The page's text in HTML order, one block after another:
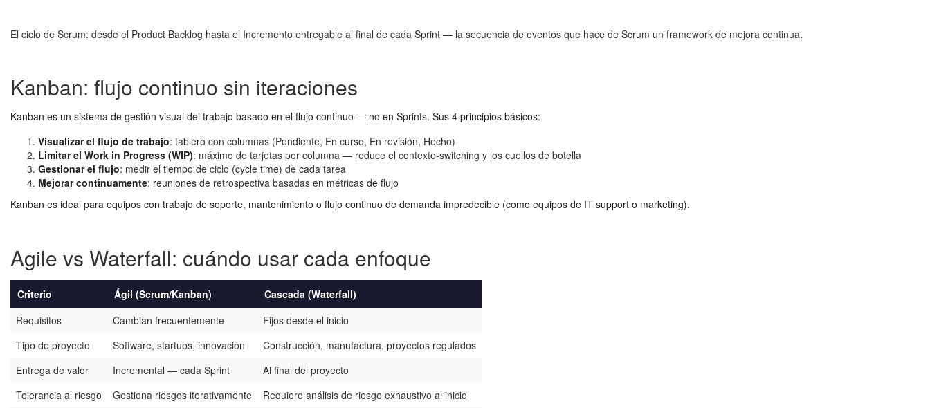
El ciclo de Scrum: desde el Product Backlog hasta el Incremento entregable al final de cada Sprint — la secuencia de eventos que hace de Scrum un framework de mejora continua.
Kanban: flujo continuo sin iteraciones
Kanban es un sistema de gestión visual del trabajo basado en el flujo continuo — no en Sprints. Sus 4 principios básicos:
Visualizar el flujo de trabajo: tablero con columnas (Pendiente, En curso, En revisión, Hecho)
Limitar el Work in Progress (WIP): máximo de tarjetas por columna — reduce el contexto-switching y los cuellos de botella
Gestionar el flujo: medir el tiempo de ciclo (cycle time) de cada tarea
Mejorar continuamente: reuniones de retrospectiva basadas en métricas de flujo
Kanban es ideal para equipos con trabajo de soporte, mantenimiento o flujo continuo de demanda impredecible (como equipos de IT support o marketing).
Agile vs Waterfall: cuándo usar cada enfoque
Criterio Ágil (Scrum/Kanban)
Cascada (Waterfall)
Requisitos
Cambian frecuentemente
Fijos desde el inicio
Tipo de proyecto
Software, startups, innovación
Construcción, manufactura, proyectos regulados
Entrega de valor
Incremental — cada Sprint
Al final del proyecto
Tolerancia al riesgo
Gestiona riesgos iterativamente
Requiere análisis de riesgo exhaustivo al inicio